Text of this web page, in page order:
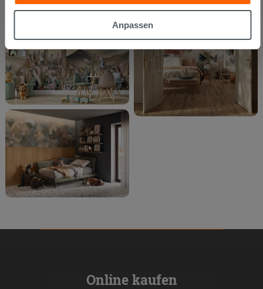
gesammelt haben, kombinieren. Falls Sie mehr wissen
möchten oder Ihre Zustimmung zu allen oder einigen
Zustimmung kann durch Klicken auf die Schaltfläche
„Cookies akzeptieren“ gegeben werden. Wenn Sie auf
die Schaltfläche "X" klicken, können Sie das Surfen erst
nach der Installation der technischen Cookies fortsetzen.
Anpassen
Online kaufen